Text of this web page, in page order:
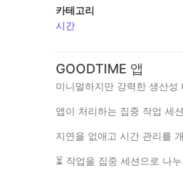
카테고리
시간
GOODTIME 앱
미니멀하지만 강력한 생산
앱이 처리하는 집중 작업 세
지연을 없애고 시간 관리를
⏳ 작업을 집중 세션으로 나